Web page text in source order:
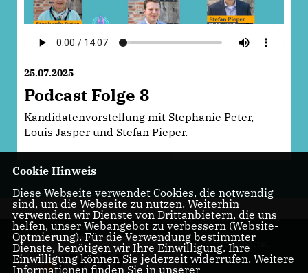
25.07.2025
Podcast Folge 8
Kandidatenvorstellung mit Stephanie Peter,
Louis Jasper und Stefan Pieper.
Politische Partei
Cookie Hinweis
Diese Webseite verwendet Cookies, die notwendig
sind, um die Webseite zu nutzen. Weiterhin
verwenden wir Dienste von Drittanbietern, die uns
helfen, unser Webangebot zu verbessern (Website-
Optmierung). Für die Verwendung bestimmter
Dienste, benötigen wir Ihre Einwilligung. Ihre
Einwilligung können Sie jederzeit widerrufen. Weitere
Informationen finden Sie in unserer